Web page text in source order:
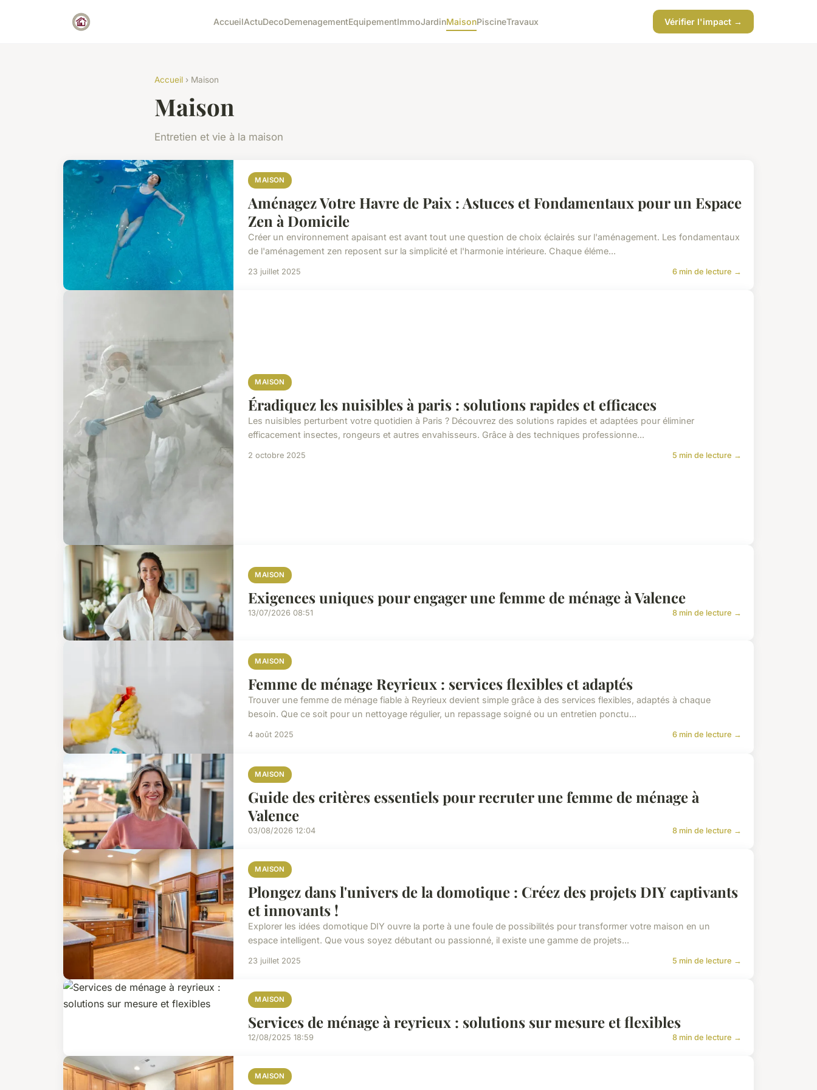
AccueilActuDecoDemenagementEquipementImmoJardinMaisonPiscineTravaux Vérifier l'impact →
Accueil › Maison
Maison
Entretien et vie à la maison
MAISON
Aménagez Votre Havre de Paix : Astuces et Fondamentaux pour un Espace
Zen à Domicile
Créer un environnement apaisant est avant tout une question de choix éclairés sur l'aménagement. Les fondamentaux
de l'aménagement zen reposent sur la simplicité et l'harmonie intérieure. Chaque éléme...
23 juillet 2025 6 min de lecture →
MAISON
Éradiquez les nuisibles à paris : solutions rapides et efficaces
Les nuisibles perturbent votre quotidien à Paris ? Découvrez des solutions rapides et adaptées pour éliminer
efficacement insectes, rongeurs et autres envahisseurs. Grâce à des techniques professionne...
2 octobre 2025 5 min de lecture →
MAISON
Exigences uniques pour engager une femme de ménage à Valence
13/07/2026 08:51 8 min de lecture →
MAISON
Femme de ménage Reyrieux : services flexibles et adaptés
Trouver une femme de ménage fiable à Reyrieux devient simple grâce à des services flexibles, adaptés à chaque
besoin. Que ce soit pour un nettoyage régulier, un repassage soigné ou un entretien ponctu...
4 août 2025 6 min de lecture →
MAISON
Guide des critères essentiels pour recruter une femme de ménage à
Valence
03/08/2026 12:04 8 min de lecture →
MAISON
Plongez dans l'univers de la domotique : Créez des projets DIY captivants
et innovants !
Explorer les idées domotique DIY ouvre la porte à une foule de possibilités pour transformer votre maison en un
espace intelligent. Que vous soyez débutant ou passionné, il existe une gamme de projets...
23 juillet 2025 5 min de lecture →
MAISON
Services de ménage à reyrieux : solutions sur mesure et flexibles
12/08/2025 18:59 8 min de lecture →
MAISON